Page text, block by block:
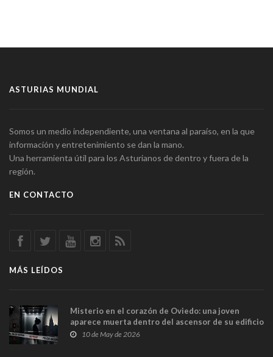
ASTURIAS MUNDIAL
Somos un medio independiente, una ventana al paraíso, en la que
información y entretenimiento se dan la mano.
Una herramienta útil para los Asturianos de dentro y fuera de la
región.
EN CONTACTO
MÁS LEÍDOS
Misterio en el corazón de Oviedo: una joven
aparece muerta dentro del ascensor de su edificio
y las cámaras captan sus últimos minutos
10 de May de 2026